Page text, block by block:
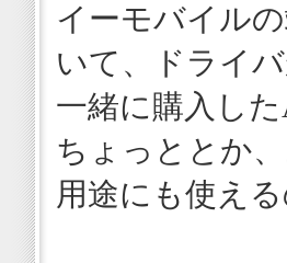
イーモバイル
いて、ドライ
一緒に購入し
ちょっととか
用途にも使え